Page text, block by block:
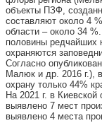
объекты ПЗФ,
составляют около 4
области – около 34
половины редчайших
охраняются
Согласно
Малюк и др. 2016 г.),
охрану только 44%
На 2021 г. в
выявлено 7 мест
выявлено 4 места